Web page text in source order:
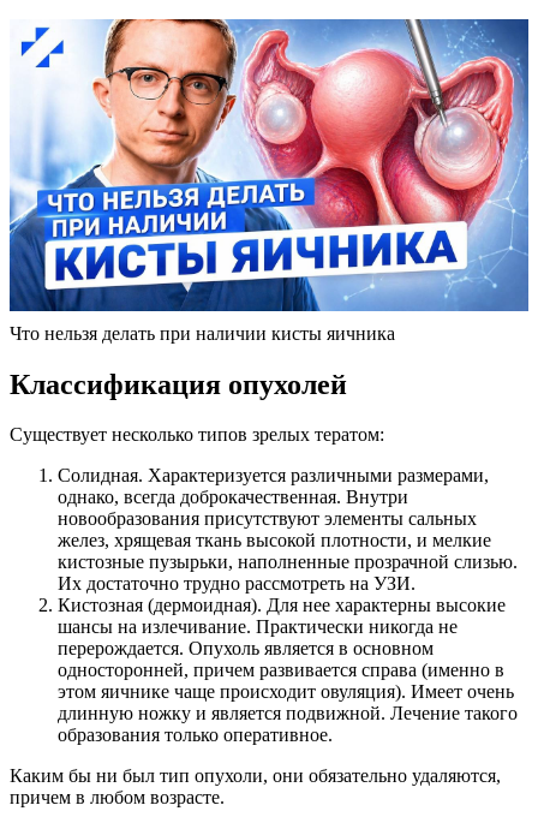
Что нельзя делать при наличии кисты яичника
Классификация опухолей
Существует несколько типов зрелых тератом:
Солидная. Характеризуется различными размерами,
однако, всегда доброкачественная. Внутри
новообразования присутствуют элементы сальных
желез, хрящевая ткань высокой плотности, и мелкие
кистозные пузырьки, наполненные прозрачной слизью.
Их достаточно трудно рассмотреть на УЗИ.
Кистозная (дермоидная). Для нее характерны высокие
шансы на излечивание. Практически никогда не
перерождается. Опухоль является в основном
односторонней, причем развивается справа (именно в
этом яичнике чаще происходит овуляция). Имеет очень
длинную ножку и является подвижной. Лечение такого
образования только оперативное.
Каким бы ни был тип опухоли, они обязательно удаляются,
причем в любом возрасте.